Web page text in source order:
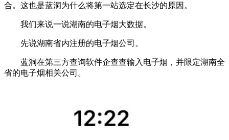
合。这也是蓝洞为什么将第一站选定在长沙的原因。
我们来说一说湖南的电子烟大数据。
先说湖南省内注册的电子烟公司。
蓝洞在第三方查询软件企查查输入电子烟，并限定湖南全
省的电子烟相关公司。